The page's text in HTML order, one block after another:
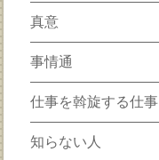
真意
事情通
仕事を斡旋する仕事
知らない人